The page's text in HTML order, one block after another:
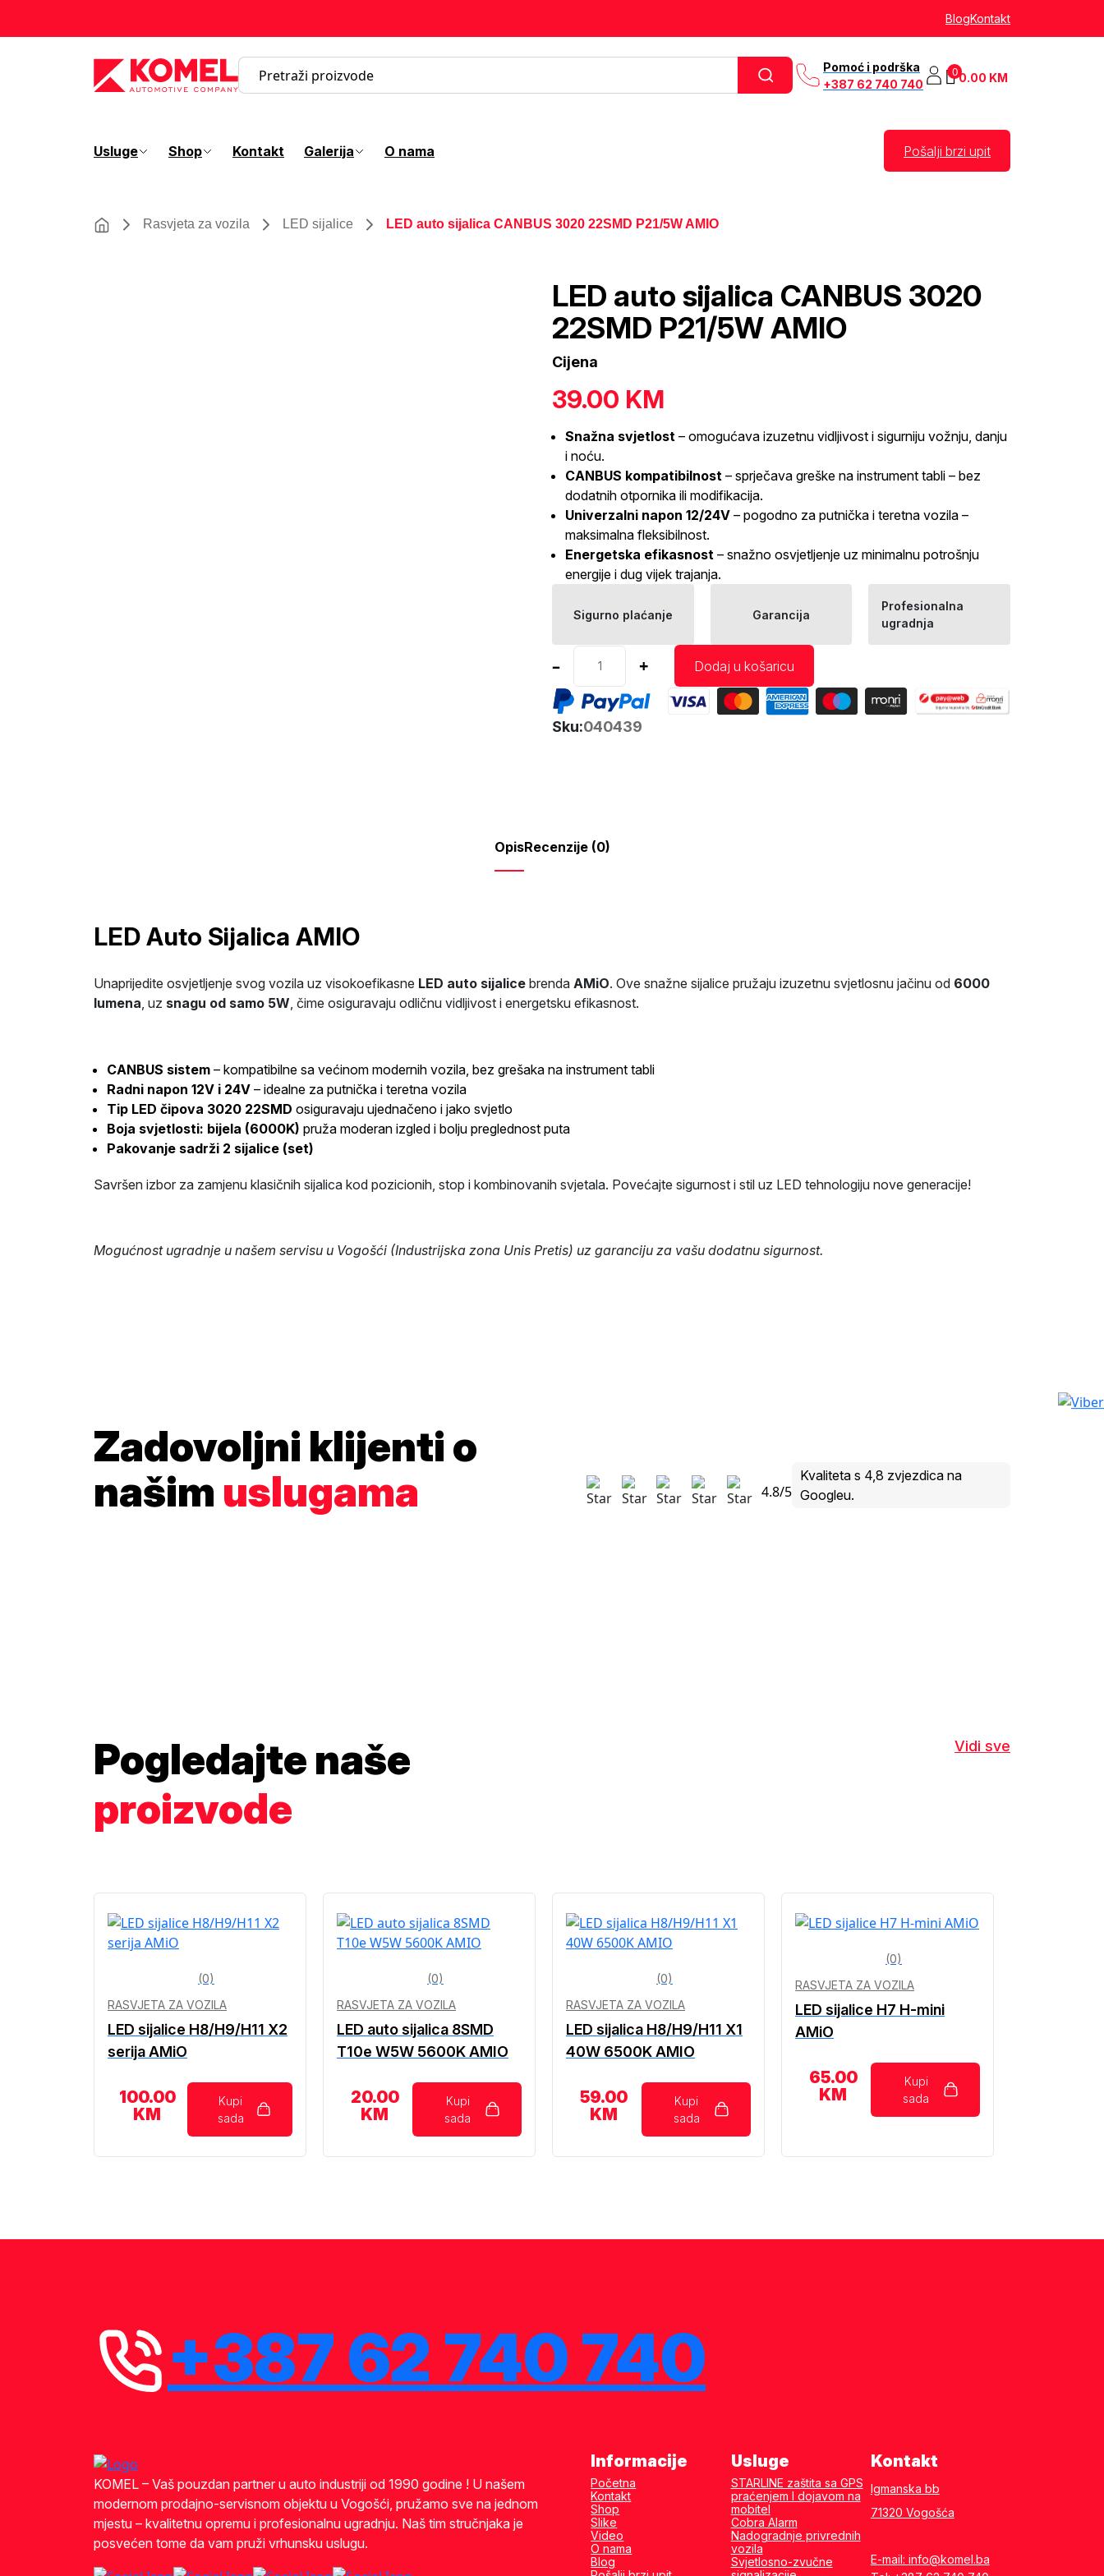
BlogKontakt
Pomoć i podrška
+387 62 740 740
0.00 KM
0
Usluge Shop Kontakt Galerija O nama Pošalji brzi upit
Rasvjeta za vozila LED sijalice LED auto sijalica CANBUS 3020 22SMD P21/5W AMIO
LED auto sijalica CANBUS 3020
22SMD P21/5W AMIO
Cijena
39.00 KM
Snažna svjetlost – omogućava izuzetnu vidljivost i sigurniju vožnju, danju
i noću.
CANBUS kompatibilnost – sprječava greške na instrument tabli – bez
dodatnih otpornika ili modifikacija.
Univerzalni napon 12/24V – pogodno za putnička i teretna vozila –
maksimalna fleksibilnost.
Energetska efikasnost – snažno osvjetljenje uz minimalnu potrošnju
energije i dug vijek trajanja.
Sigurno plaćanje Garancija
Profesionalna
ugradnja
– LED
auto
sijalica
CANBUS
3020
+ Dodaj u košaricu
Sku:040439
OpisRecenzije (0)
LED Auto Sijalica AMIO
Unaprijedite osvjetljenje svog vozila uz visokoefikasne LED auto sijalice brenda AMiO. Ove snažne sijalice pružaju izuzetnu svjetlosnu jačinu od 6000
lumena, uz snagu od samo 5W, čime osiguravaju odličnu vidljivost i energetsku efikasnost.
CANBUS sistem – kompatibilne sa većinom modernih vozila, bez grešaka na instrument tabli
Radni napon 12V i 24V – idealne za putnička i teretna vozila
Tip LED čipova 3020 22SMD osiguravaju ujednačeno i jako svjetlo
Boja svjetlosti: bijela (6000K) pruža moderan izgled i bolju preglednost puta
Pakovanje sadrži 2 sijalice (set)
Savršen izbor za zamjenu klasičnih sijalica kod pozicionih, stop i kombinovanih svjetala. Povećajte sigurnost i stil uz LED tehnologiju nove generacije!
Mogućnost ugradnje u našem servisu u Vogošći (Industrijska zona Unis Pretis) uz garanciju za vašu dodatnu sigurnost.
Zadovoljni klijenti o
našim uslugama 4.8/5
Kvaliteta s 4,8 zvjezdica na
Googleu.
Pogledajte naše
proizvode
Vidi sve
(0)
RASVJETA ZA VOZILA
LED sijalice H8/H9/H11 X2
serija AMiO
100.00
KM
Kupi
sada
(0)
RASVJETA ZA VOZILA
LED auto sijalica 8SMD
T10e W5W 5600K AMIO
20.00
KM
Kupi
sada
(0)
RASVJETA ZA VOZILA
LED sijalica H8/H9/H11 X1
40W 6500K AMIO
59.00
KM
Kupi
sada
(0)
RASVJETA ZA VOZILA
LED sijalice H7 H-mini
AMiO
65.00
KM
Kupi
sada
+387 62 740 740
KOMEL – Vaš pouzdan partner u auto industriji od 1990 godine ! U našem
modernom prodajno-servisnom objektu u Vogošći, pružamo sve na jednom
mjestu – kvalitetnu opremu i profesionalnu ugradnju. Naš tim stručnjaka je
posvećen tome da vam pruži vrhunsku uslugu.
Informacije
Početna
Kontakt
Shop
Slike
Video
O nama
Blog
Usluge
STARLINE zaštita sa GPS
praćenjem I dojavom na
mobitel
Cobra Alarm
Nadogradnje privrednih
vozila
Svjetlosno-zvučne
Kontakt
Igmanska bb
71320 Vogošća
E-mail: info@komel.ba